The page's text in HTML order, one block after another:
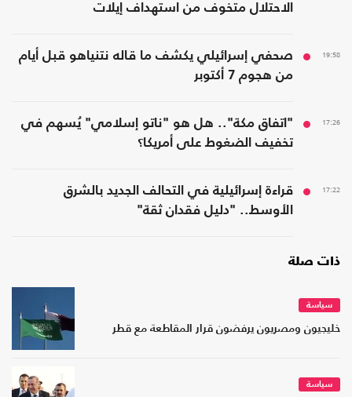
الاحتلال متخوف من استهداف إيلات
19:58
صحفي إسرائيلي يكشف ما قاله نتنياهو قبل أيام
من هجوم 7 أكتوبر
17:26
"اتفاق مكة".. هل هو "ناتو إسلامي" يُسهم في
تخفيف الضغوط على أمريكا؟
17:22
قراءة إسرائيلية في التحالف الجديد بالشرق
الأوسط.. "دليل فقدان ثقة"
ذات صلة
سياسة
خليجيون ومصريون يرفضون قرار المقاطعة مع قطر
سياسة